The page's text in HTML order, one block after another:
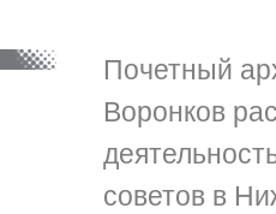
Почетный
Воронков
советов в